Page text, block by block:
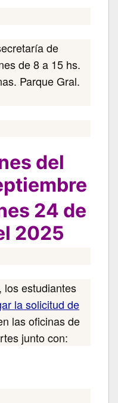
de
de 8 a 15 hs.
Parque Gral.
del
24 de
2025
los estudiantes
la solicitud de
las oficinas de
junto con: